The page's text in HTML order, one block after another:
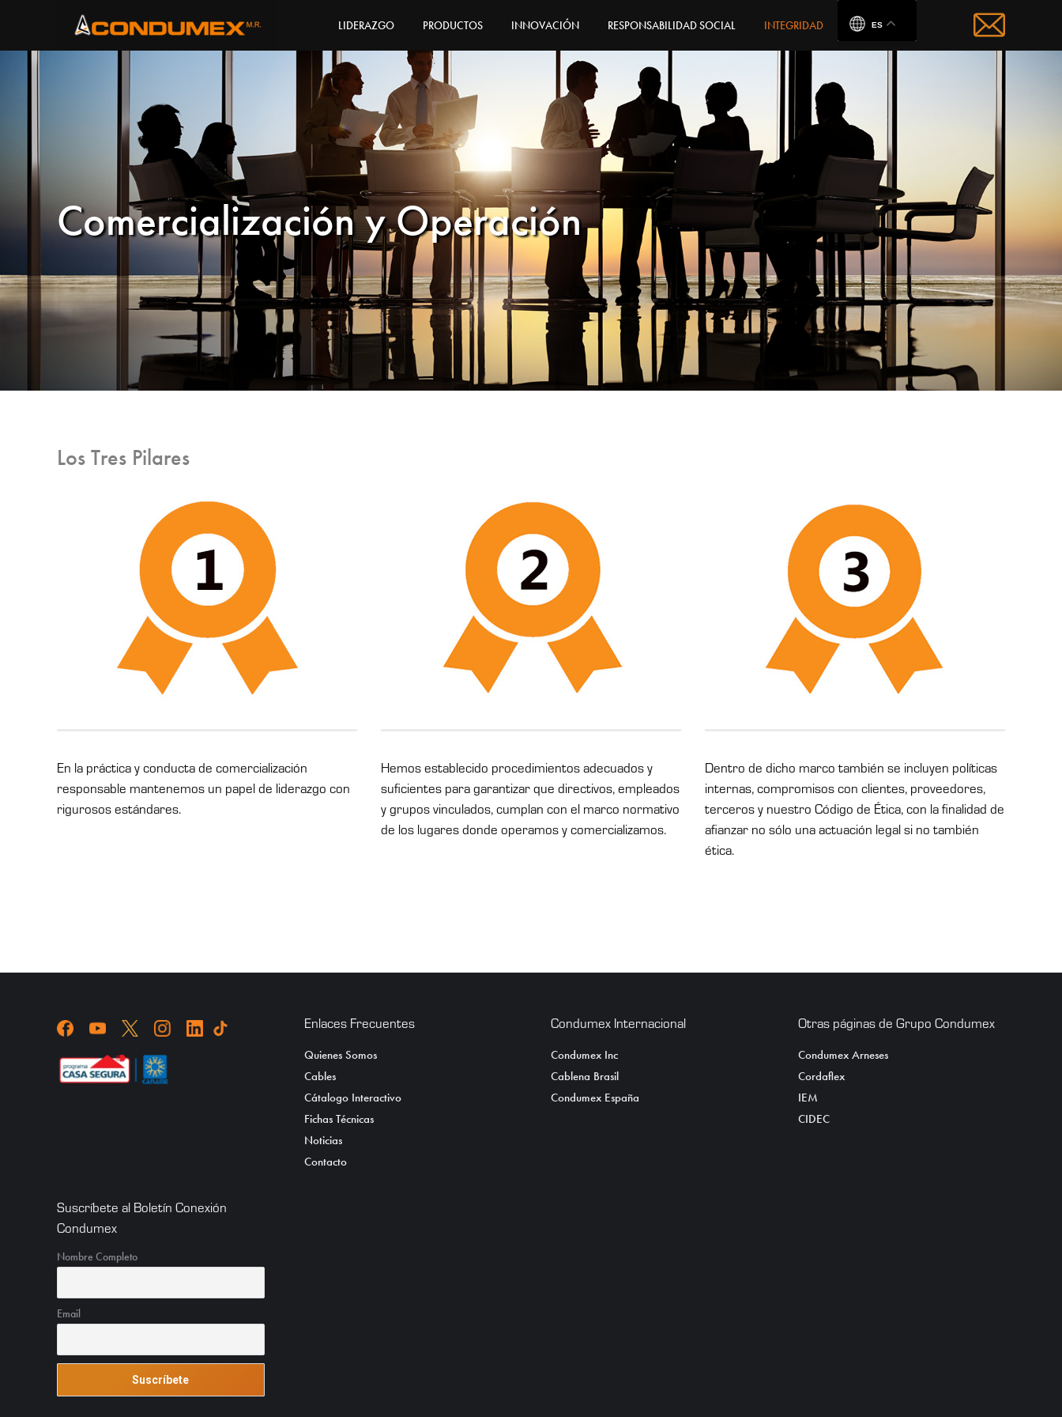
LIDERAZGO PRODUCTOS INNOVACIÓN RESPONSABILIDAD SOCIAL INTEGRIDAD ES
Comercialización y Operación
Los Tres Pilares
En la práctica y conducta de comercialización
responsable mantenemos un papel de liderazgo con
rigurosos estándares.
Hemos establecido procedimientos adecuados y
suficientes para garantizar que directivos, empleados
y grupos vinculados, cumplan con el marco normativo
de los lugares donde operamos y comercializamos.
Dentro de dicho marco también se incluyen políticas
internas, compromisos con clientes, proveedores,
terceros y nuestro Código de Ética, con la finalidad de
afianzar no sólo una actuación legal si no también
ética.
Enlaces Frecuentes
Quienes Somos
Cables
Cátalogo Interactivo
Fichas Técnicas
Noticias
Contacto
Condumex Internacional
Condumex Inc
Cablena Brasil
Condumex España
Otras páginas de Grupo Condumex
Condumex Arneses
Cordaflex
IEM
CIDEC
Suscríbete al Boletín Conexión
Condumex
Nombre Completo
Email